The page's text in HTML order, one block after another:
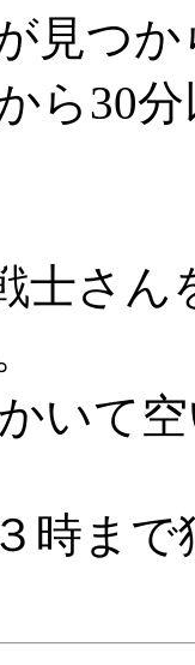
見つ
ら30
士さ
いて
時ま